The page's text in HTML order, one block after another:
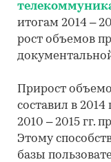
итогам 2014 –
рост объемов
Прирост
составил в 2014
2010 – 2015 гг.
Этому
базы